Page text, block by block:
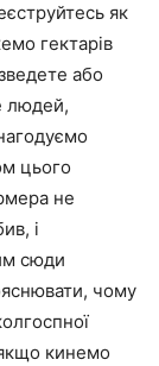
як
гектарів
або
людей,
цього
не
і
сюди
чому
кинемо